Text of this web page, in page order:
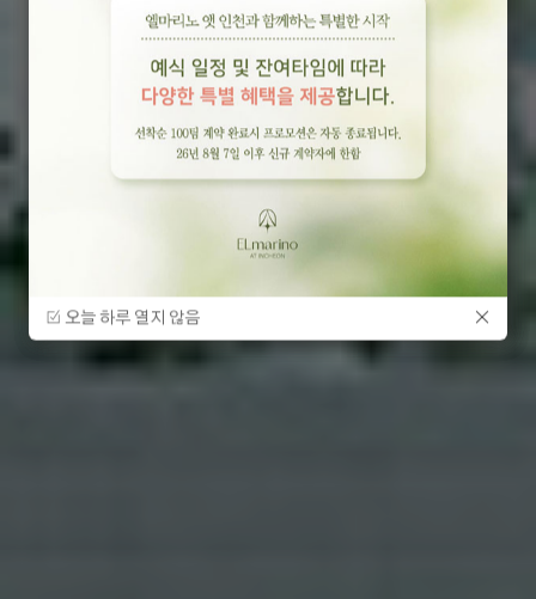
오늘 하루 열지 않음
오늘 하루 열지 않음
럭셔리를 넘어, 품격의 기준이 되다.
PRIDE OF INCHEON, 엘마리노 앳 인천